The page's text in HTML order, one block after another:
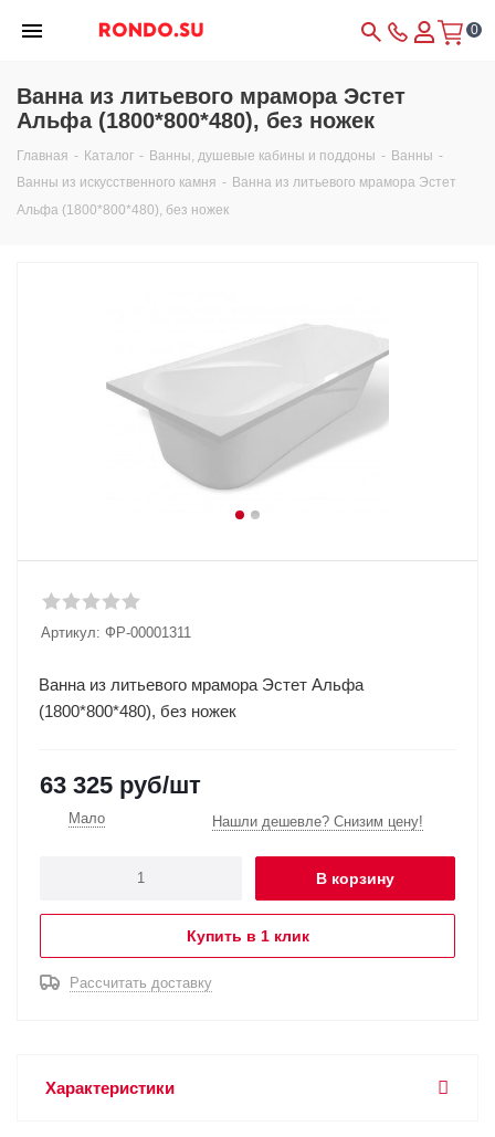
0
Ванна из литьевого мрамора Эстет
Альфа (1800*800*480), без ножек
Главная - Каталог - Ванны, душевые кабины и поддоны - Ванны -
Ванны из искусственного камня - Ванна из литьевого мрамора Эстет
Альфа (1800*800*480), без ножек
Артикул: ФР-00001311
Ванна из литьевого мрамора Эстет Альфа
(1800*800*480), без ножек
63 325 руб/шт
Мало Нашли дешевле? Снизим цену!
В корзину
Купить в 1 клик
Рассчитать доставку
Характеристики